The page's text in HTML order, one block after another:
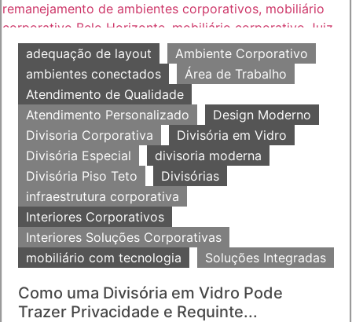
adequação de layout
Ambiente Corporativo
ambientes conectados
Área de Trabalho
Atendimento de Qualidade
Atendimento Personalizado
Design Moderno
Divisoria Corporativa
Divisória em Vidro
Divisória Especial
divisoria moderna
Divisória Piso Teto
Divisórias
infraestrutura corporativa
Interiores Corporativos
Interiores Soluções Corporativas
mobiliário com tecnologia
Soluções Integradas
Como uma Divisória em Vidro Pode
Trazer Privacidade e Requinte...